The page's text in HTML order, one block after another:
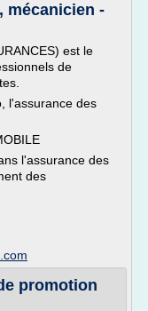
mécanicien -
est le
de
l'assurance des
l'assurance des
des
promotion